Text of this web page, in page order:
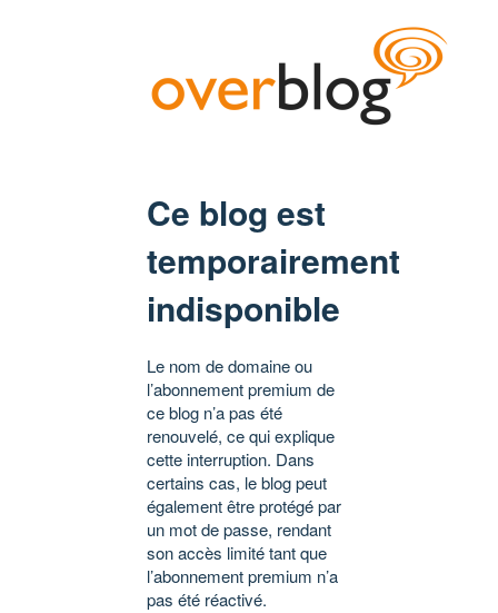
Ce blog est
temporairement
indisponible
Le nom de domaine ou
l’abonnement premium de
ce blog n’a pas été
renouvelé, ce qui explique
cette interruption. Dans
certains cas, le blog peut
également être protégé par
un mot de passe, rendant
son accès limité tant que
l’abonnement premium n’a
pas été réactivé.